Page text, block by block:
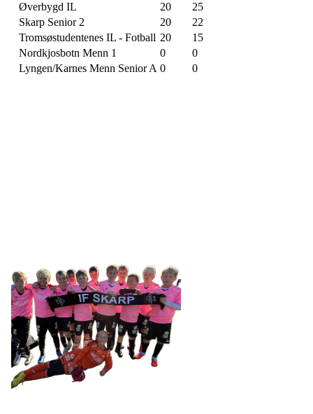
Øverbygd IL
20
25
Skarp Senior 2
20
22
Tromsøstudentenes IL - Fotball 20
15
Nordkjosbotn Menn 1
0
0
Lyngen/Karnes Menn Senior A 0 0